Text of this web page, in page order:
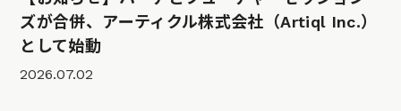
ズが合併、アーティクル株式会社（Artiql Inc.）
として始動
2026.07.02